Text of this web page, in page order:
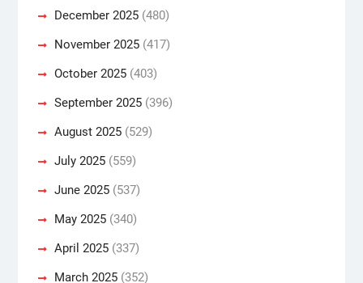
December 2025(480)
November 2025(417)
October 2025(403)
September 2025(396)
August 2025(529)
July 2025(559)
June 2025(537)
May 2025(340)
April 2025(337)
March 2025(352)